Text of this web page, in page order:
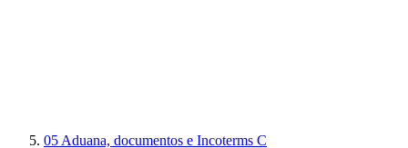
05 Aduana, documentos e Incoterms C